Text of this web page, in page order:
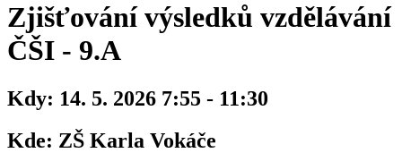
Zjišťování výsledků vzdělávání
ČŠI - 9.A
Kdy: 14. 5. 2026 7:55 - 11:30
Kde: ZŠ Karla Vokáče